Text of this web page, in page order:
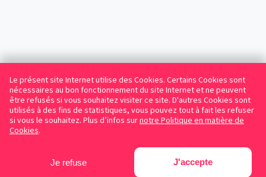
Le présent site Internet utilise des Cookies. Certains Cookies sont
nécessaires au bon fonctionnement du site Internet et ne peuvent
être refusés si vous souhaitez visiter ce site. D'autres Cookies sont
utilisés à des fins de statistiques, vous pouvez tout à fait les refuser
si vous le souhaitez. Plus d’infos surnotre Politique en matière de
Cookies.
Je refuse J'accepte